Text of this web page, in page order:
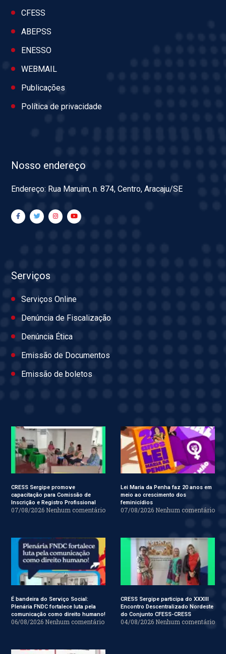
CFESS
ABEPSS
ENESSO
WEBMAIL
Publicações
Política de privacidade
Nosso endereço
Endereço: Rua Maruim, n. 874, Centro, Aracaju/SE
Serviços
Serviços Online
Denúncia de Fiscalização
Denúncia Ética
Emissão de Documentos
Emissão de boletos
CRESS Sergipe promove
capacitação para Comissão de
Inscrição e Registro Profissional
07/08/2026 Nenhum comentário
Lei Maria da Penha faz 20 anos em
meio ao crescimento dos
feminicídios
07/08/2026 Nenhum comentário
É bandeira do Serviço Social:
Plenária FNDC fortalece luta pela
comunicação como direito humano!
06/08/2026 Nenhum comentário
CRESS Sergipe participa do XXXIII
Encontro Descentralizado Nordeste
do Conjunto CFESS-CRESS
04/08/2026 Nenhum comentário